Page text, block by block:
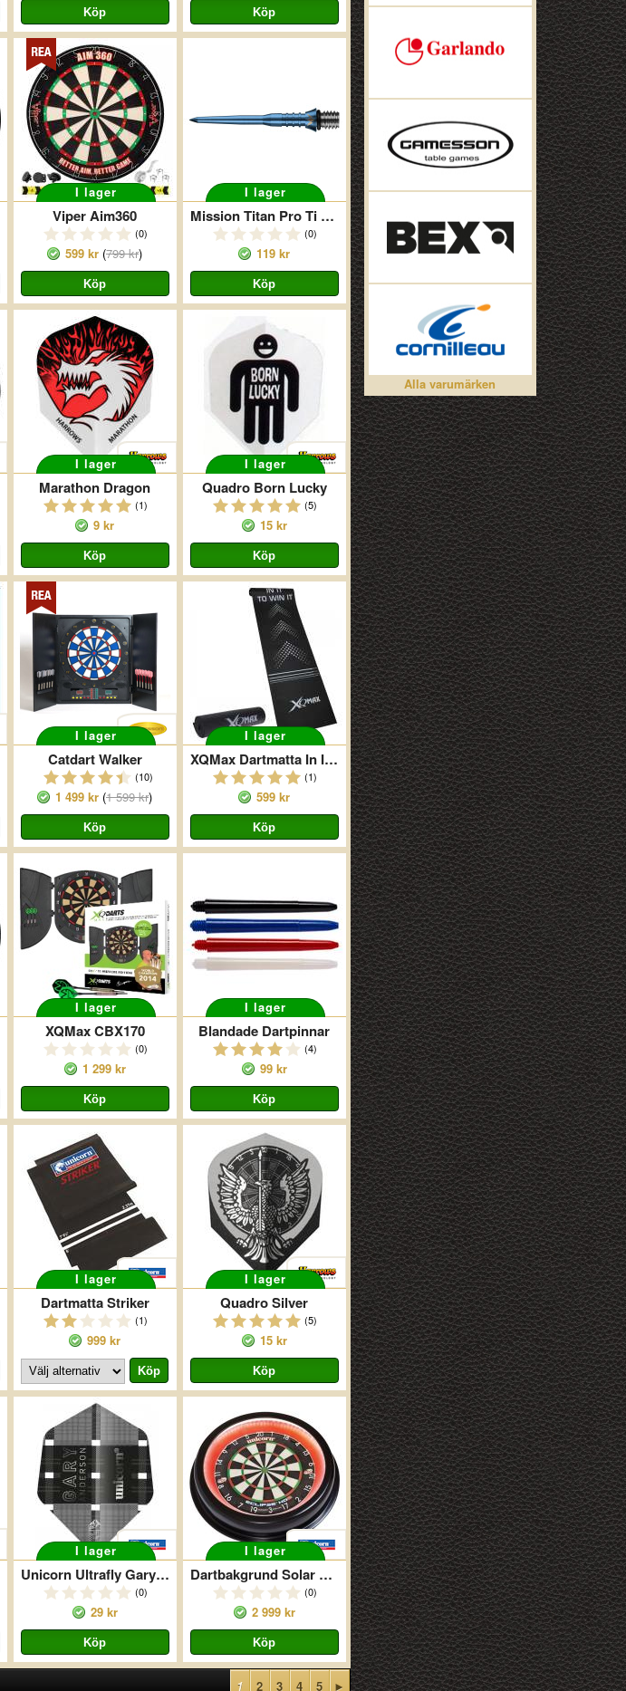
Alla varumärken
I lager
Viper Aim360
(0)
599 kr (799 kr)
I lager
Mission Titan Pro Ti Conversion Blue
(0)
119 kr
I lager
Marathon Dragon
(1)
9 kr
I lager
Quadro Born Lucky
(5)
15 kr
I lager
Catdart Walker
(10)
1 499 kr (1 599 kr)
I lager
XQMax Dartmatta In It To Win It
(1)
599 kr
I lager
XQMax CBX170
(0)
1 299 kr
I lager
Blandade Dartpinnar
(4)
99 kr
I lager
Dartmatta Striker
(1)
999 kr
I lager
Quadro Silver
(5)
15 kr
I lager
Unicorn Ultrafly Gary Anderson
(0)
29 kr
I lager
Dartbakgrund Solar Pro
(0)
2 999 kr
1 2 3 4 5 ►